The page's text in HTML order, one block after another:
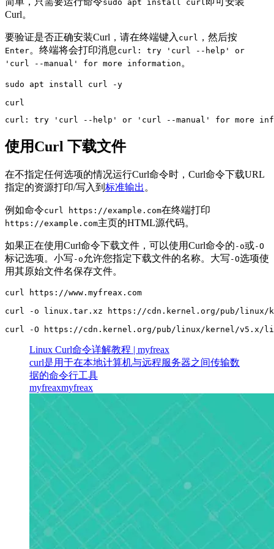
sudo apt install curl
Curl。
要验证是否正确安装Curl，请在终端键入 curl ，然后按
Enter。终端将会打印消息curl: try 'curl --help' or
'curl --manual' for more information。
sudo apt install curl -y
curl
curl: try 'curl --help' or 'curl --manual' for more
使用Curl 下载文件
在不指定任何选项的情况运行Curl命令时，Curl命令下载URL
指定的资源打印/写入到 标准输出 。
例如命令curl https://example.com在终端打印
https://example.com主页的HTML源代码。
如果正在使用Curl命令下载文件，可以使用Curl命令的 -o或-O
标记选项。小写 -o 允许您指定下载文件的名称。大写 -O选项使
用其原始文件名保存文件。
curl https://www.myfreax.com
curl -o linux.tar.xz https://cdn.kernel.org/pub/linux/
curl -O https://cdn.kernel.org/pub/linux/kernel/v5.x/
Linux Curl命令详解教程 | myfreax
curl是用于在本地计算机与远程服务器之间传输数
据的命令行工具
myfreaxmyfreax